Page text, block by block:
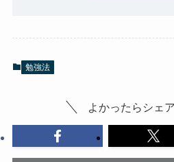
勉強法
よかったらシェ